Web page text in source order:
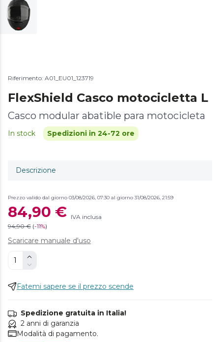
Riferimento: A01_EU01_123719
FlexShield Casco motocicletta L
Casco modular abatible para motocicleta
In stock Spedizioni in 24-72 ore
Descrizione
Prezzo valido dal giorno 03/08/2026, 07:30 al giorno 31/08/2026, 21:59
84,90 € IVA inclusa
94,90 € (-11%)
Scaricare manuale d'uso
Fatemi sapere se il prezzo scende
Spedizione gratuita in Italia!
2 anni di garanzia
Modalità di pagamento.